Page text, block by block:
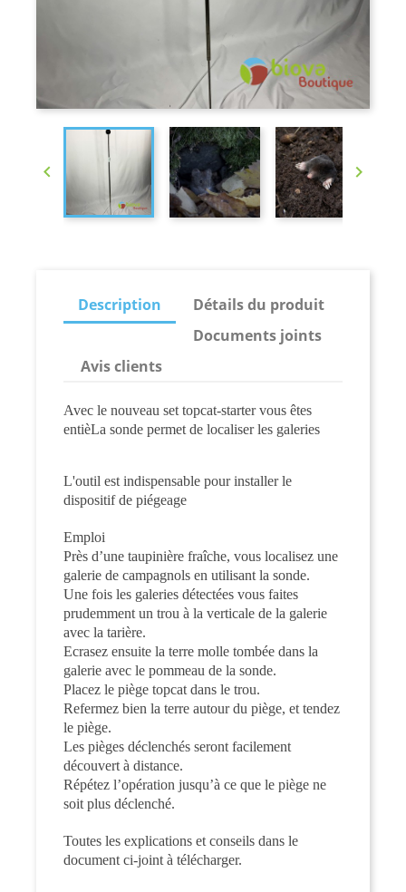
 
Description
Détails du produit
Documents joints
Avis clients
Avec le nouveau set topcat-starter vous êtes
entièLa sonde permet de localiser les galeries
L'outil est indispensable pour installer le
dispositif de piégeage
Emploi
Près d’une taupinière fraîche, vous localisez une
galerie de campagnols en utilisant la sonde.
Une fois les galeries détectées vous faites
prudemment un trou à la verticale de la galerie
avec la tarière.
Ecrasez ensuite la terre molle tombée dans la
galerie avec le pommeau de la sonde.
Placez le piège topcat dans le trou.
Refermez bien la terre autour du piège, et tendez
le piège.
Les pièges déclenchés seront facilement
découvert à distance.
Répétez l’opération jusqu’à ce que le piège ne
soit plus déclenché.
Toutes les explications et conseils dans le
document ci-joint à télécharger.